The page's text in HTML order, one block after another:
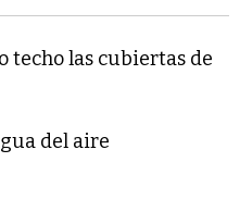
techo las cubiertas de
del aire